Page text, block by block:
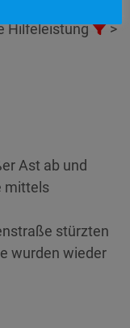
Hilfeleistung
>
Ast ab und
mittels
stürzten
wurden wieder